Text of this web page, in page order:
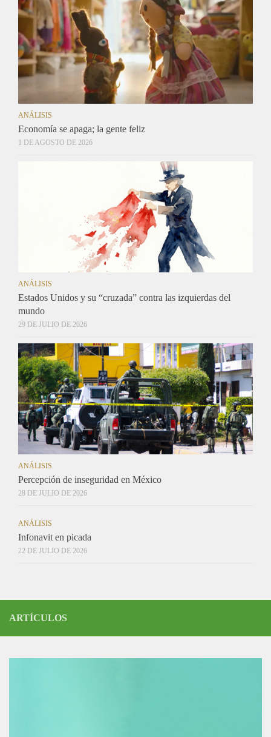
ANÁLISIS
Economía se apaga; la gente feliz
1 DE AGOSTO DE 2026
ANÁLISIS
Estados Unidos y su “cruzada” contra las izquierdas del
mundo
29 DE JULIO DE 2026
ANÁLISIS
Percepción de inseguridad en México
28 DE JULIO DE 2026
ANÁLISIS
Infonavit en picada
22 DE JULIO DE 2026
ARTÍCULOS